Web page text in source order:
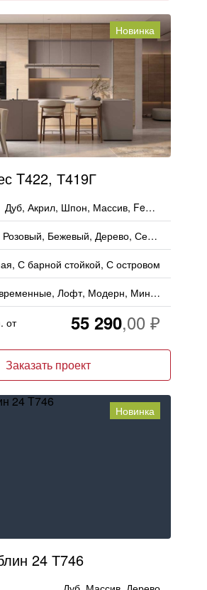
Новинка
T422, Т419Г
Дуб, Акрил, Шпон, Массив, Fenix, Пластик, Дерево
Дуб, Розовый, Бежевый, Дерево, Серый
С барной стойкой, С островом
Современные, Лофт, Модерн, Минимализм
от 55 290
Заказать проект
Новинка
24 Т746